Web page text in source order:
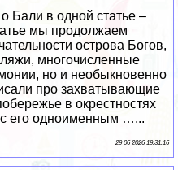
Бали в одной статье –
мы продолжаем
острова Богов,
многочисленные
но и необыкновенно
про захватывающие
в окрестностях
его одноименным …...
29 06 2026 19:31:16